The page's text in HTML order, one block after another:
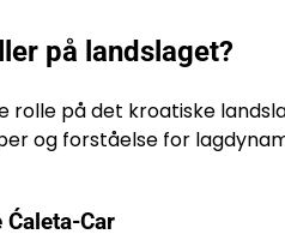
på landslaget?
rolle på det kroatiske
og forståelse for
Car